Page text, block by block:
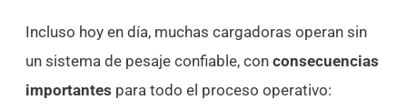
Incluso hoy en día, muchas cargadoras operan sin
un sistema de pesaje confiable, con consecuencias
importantes para todo el proceso operativo: